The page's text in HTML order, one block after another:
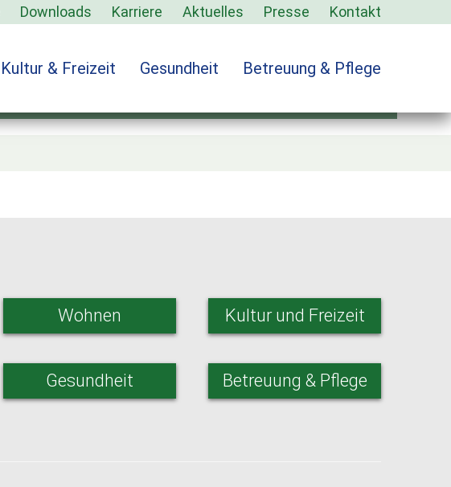
Downloads Karriere Aktuelles Presse Kontakt
Kultur & Freizeit Gesundheit Betreuung & Pflege
sl-content-2
Wohnen Kultur und Freizeit
Gesundheit Betreuung & Pflege